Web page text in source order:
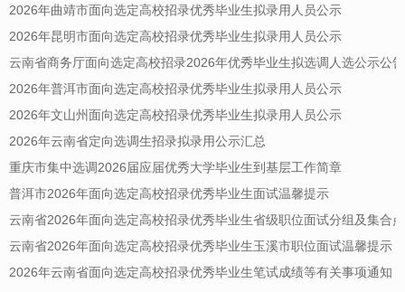
2026年曲靖市面向选定高校招录优秀毕业生拟录用人员公示
2026年昆明市面向选定高校招录优秀毕业生拟录用人员公示
云南省商务厅面向选定高校招录2026年优秀毕业生拟选调人选公示公告
2026年普洱市面向选定高校招录优秀毕业生拟录用人员公示
2026年文山州面向选定高校招录优秀毕业生拟录用人员公示
2026年云南省定向选调生招录拟录用公示汇总
重庆市集中选调2026届应届优秀大学毕业生到基层工作简章
普洱市2026年面向选定高校招录优秀毕业生面试温馨提示
云南省2026年面向选定高校招录优秀毕业生省级职位面试分组及集合
云南省2026年面向选定高校招录优秀毕业生玉溪市职位面试温馨提示
2026年云南省面向选定高校招录优秀毕业生笔试成绩等有关事项通知